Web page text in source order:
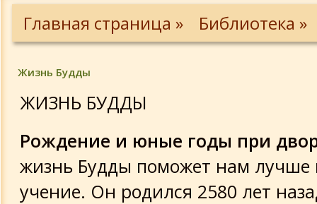
Главная страница » Библиотека »
Жизнь Будды
ЖИЗНЬ БУДДЫ
Рождение и юные годы при
жизнь Будды поможет нам лучше
учение. Он родился 2580 лет
Отрывок из книги Ю. Терапиано
Вл. Соловьев. Магомет
Плащаница Христа из Турина
О плащанице